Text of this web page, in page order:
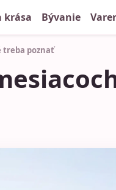
krása Bývanie
treba poznať